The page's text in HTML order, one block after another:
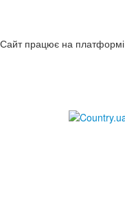
Сайт працює на платформі